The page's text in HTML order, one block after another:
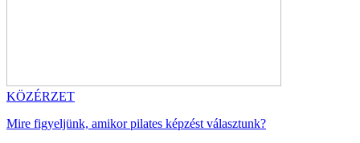
KÖZÉRZET
Mire figyeljünk, amikor pilates képzést választunk?